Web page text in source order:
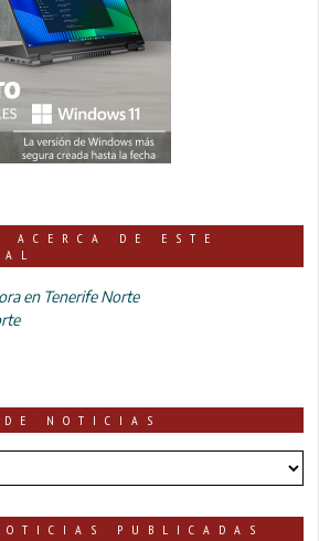
ACERCA DE ESTE
en Tenerife Norte
DE NOTICIAS
PUBLICADAS